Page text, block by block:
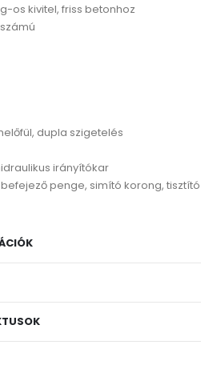
os kivitel, friss betonhoz
dupla szigetelés
irányítókar
penge, simító korong, tisztító